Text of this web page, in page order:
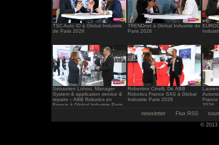
TSC Auto ID à Global Industrie
de Paris 2026
TRENDnet à Global Industrie de
Paris 2026
Sébastien Lohou, Manager
System & application service &
repairs – ABB Robotics en
France à Global Industrie Paris
Robertino Cinelli, Dir. ABB
Robotics France SAS à Global
Industrie Paris 2026
2026
newsletter Flux RSS
© 2013